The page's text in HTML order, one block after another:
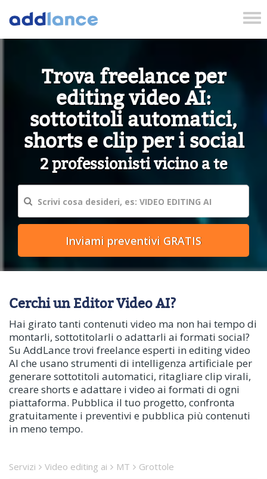
Trova freelance per
editing video AI:
sottotitoli automatici,
shorts e clip per i social
2 professionisti vicino a te
Cerchi un Editor Video AI?
Hai girato tanti contenuti video ma non hai tempo di
montarli, sottotitolarli o adattarli ai formati social?
Su AddLance trovi freelance esperti in editing video
AI che usano strumenti di intelligenza artificiale per
generare sottotitoli automatici, ritagliare clip virali,
creare shorts e adattare i video ai formati di ogni
piattaforma. Pubblica il tuo progetto, confronta
gratuitamente i preventivi e pubblica più contenuti
in meno tempo.
Servizi Video editing ai MT Grottole